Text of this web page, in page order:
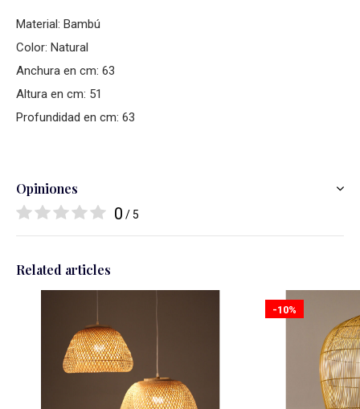
Material: Bambú
Color: Natural
Anchura en cm: 63
Altura en cm: 51
Profundidad en cm: 63
Opiniones
0 / 5
Related articles
-10%